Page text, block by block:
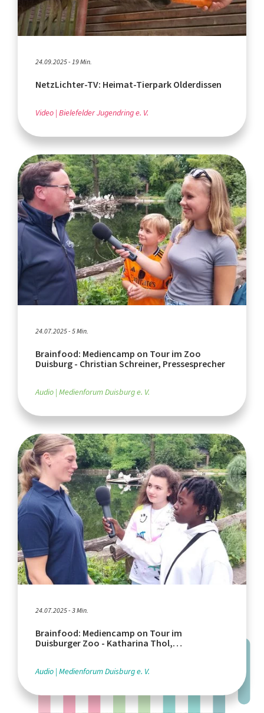
24.09.2025 - 19 Min.
NetzLichter-TV: Heimat-Tierpark Olderdissen
Video Bielefelder Jugendring e. V.
24.07.2025 - 5 Min.
Brainfood: Mediencamp on Tour im Zoo
Duisburg - Christian Schreiner, Pressesprecher
Audio Medienforum Duisburg e. V.
24.07.2025 - 3 Min.
Brainfood: Mediencamp on Tour im
Duisburger Zoo - Katharina Thol,
Audio Medienforum Duisburg e. V.